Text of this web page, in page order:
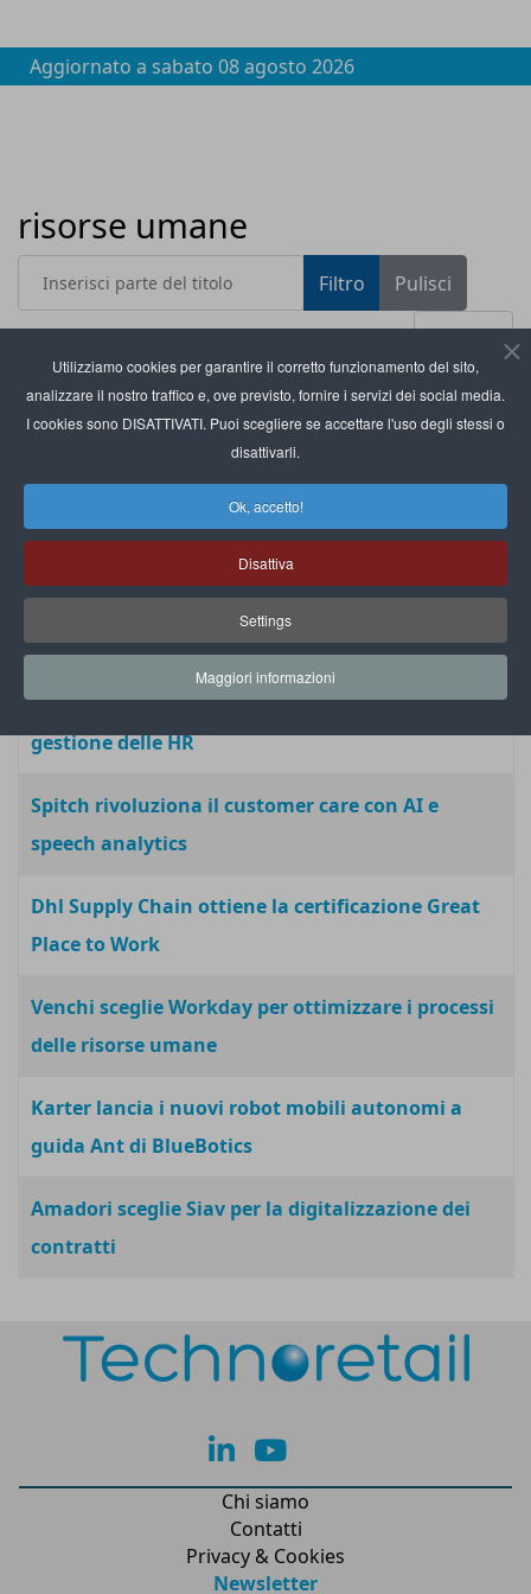
Utilizziamo cookies per garantire il corretto funzionamento del sito,
analizzare il nostro traffico e, ove previsto, fornire i servizi dei social media.
I cookies sono DISATTIVATI. Puoi scegliere se accettare l'uso degli stessi o
disattivarli.
Ok, accetto!
Disattiva
Settings
Maggiori informazioni
Aggiornato a sabato 08 agosto 2026
risorse umane
Inserisci parte del titolo Filtro
Pulisci
Visualizza #
Titolo
Stef Italia: Top Employer Italia 2026 per il secondo
Svicom digitalizza i processi di HR per il
WaltherPark di Bolzano
Stef Italia ottiene la certificazione Top Employers
Italia 2025
SB Italia supporta i retailer digitalizzando la
gestione delle HR
Spitch rivoluziona il customer care con AI e
speech analytics
Dhl Supply Chain ottiene la certificazione Great
Place to Work
Venchi sceglie Workday per ottimizzare i processi
delle risorse umane
Karter lancia i nuovi robot mobili autonomi a
guida Ant di BlueBotics
Amadori sceglie Siav per la digitalizzazione dei
contratti
lk yt
Chi siamo
Contatti
Privacy & Cookies
Newsletter